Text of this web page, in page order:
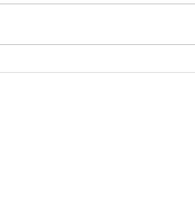
人の新規入国が
ビ